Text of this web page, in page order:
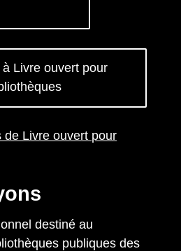
à Livre ouvert pour
de Livre ouvert pour
destiné au
publiques des